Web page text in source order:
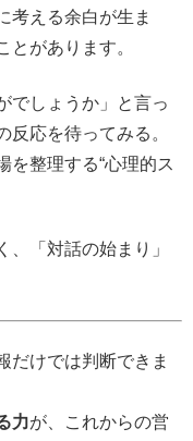
考える余白が生ま
があります。
しょうか」と言っ
応を待ってみる。
を整理する“心理的ス
「対話の始まり」
だけでは判断できま
力が、これからの営